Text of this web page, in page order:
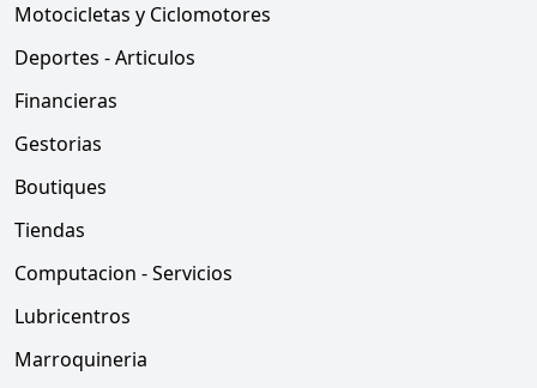
Motocicletas y Ciclomotores
Deportes - Articulos
Financieras
Gestorias
Boutiques
Tiendas
Computacion - Servicios
Lubricentros
Marroquineria